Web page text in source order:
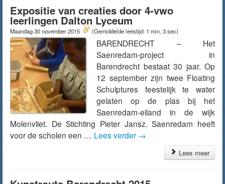
Expositie van creaties door 4-vwo
leerlingen Dalton Lyceum
Maandag 30 november 2015 (Gemiddelde leestijd: 1 min, 3 sec)
BARENDRECHT – Het
Saenredam-project in
Barendrecht bestaat 30 jaar. Op
12 september zijn twee Floating
Schulptures feestelijk te water
gelaten op de plas bij het
Saenredam-eiland in de wijk
Molenvliet. De Stichting Pieter Jansz. Saenredam heeft
voor de scholen een … Lees verder →
Lees meer